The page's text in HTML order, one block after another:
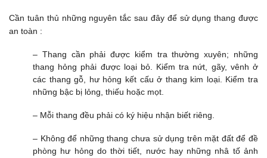
Cần tuân thủ những nguyên tắc sau đây để sử dụng thang được
an toàn :
– Thang cần phải được kiểm tra thường xuyên; những
thang hỏng phải được loại bỏ. Kiểm tra nứt, gãy, vênh ở
các thang gỗ, hư hỏng kết cấu ở thang kim loại. Kiểm tra
những bậc bị lỏng, thiếu hoặc mọt.
– Mỗi thang đều phải có ký hiệu nhận biết riêng.
– Không để những thang chưa sử dụng trên mặt đất để đề
phòng hư hỏng do thời tiết, nước hay những nhâ tố ảnh